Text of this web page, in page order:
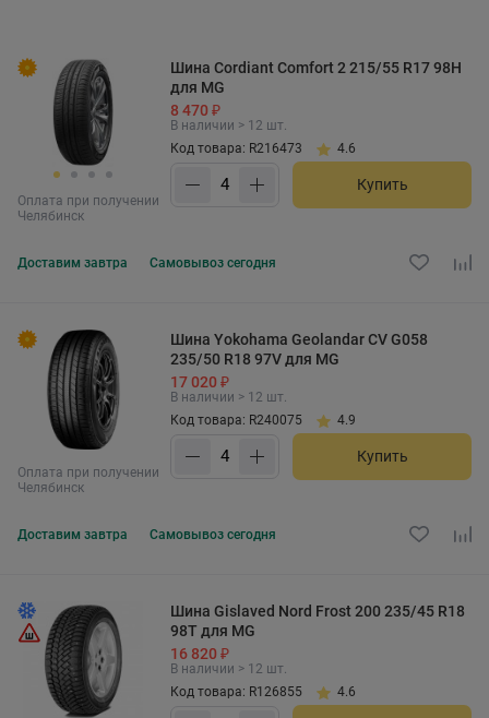
Оплата при получении
Челябинск
Шина Cordiant Comfort 2 215/55 R17 98H
для MG
8 470 ₽
В наличии > 12 шт.
Код товара: R216473
4.6
Купить
Доставим завтра Самовывоз сегодня
Оплата при получении
Челябинск
Шина Yokohama Geolandar CV G058
235/50 R18 97V для MG
17 020 ₽
В наличии > 12 шт.
Код товара: R240075
4.9
Купить
Доставим завтра Самовывоз сегодня
Шина Gislaved Nord Frost 200 235/45 R18
98T для MG
16 820 ₽
В наличии > 12 шт.
Код товара: R126855
4.6